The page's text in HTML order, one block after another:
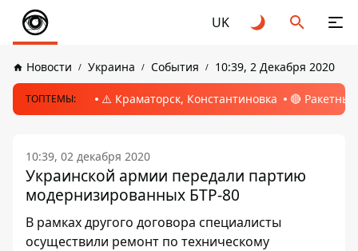
UK
Новости Украина События 10:39, 2 Декабря 2020
ТОПТЕМЫ: ⚠️ Краматорск, Константиновка 🔴
10:39, 02 декабря 2020
Украинской армии передали партию
модернизированных БТР-80
В рамках другого договора специалисты
осуществили ремонт по техническому